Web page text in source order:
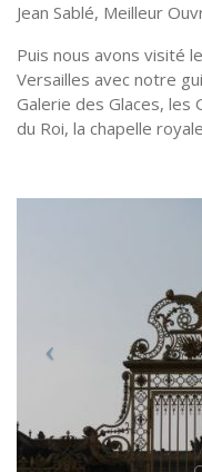
Jean Sablé, Meilleur
Puis nous avons visité
Versailles avec notre
Galerie des Glaces, les
du Roi, la chapelle